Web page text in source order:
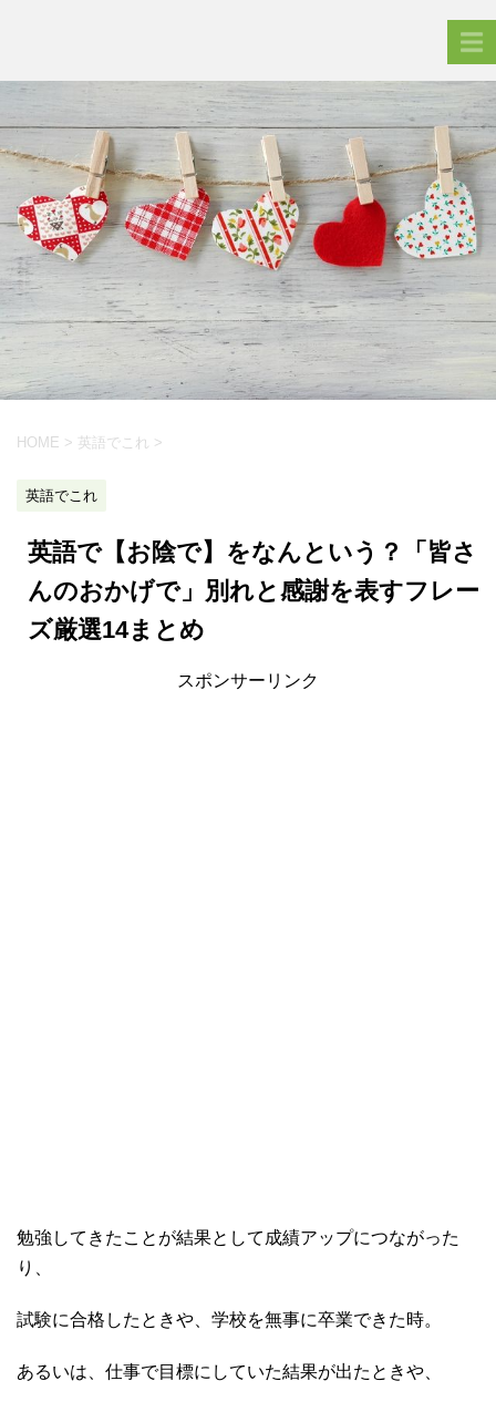
HOME > 英語でこれ >
英語でこれ
英語で【お陰で】をなんという？「皆さ
んのおかげで」別れと感謝を表すフレー
ズ厳選14まとめ
スポンサーリンク
勉強してきたことが結果として成績アップにつながった
り、
試験に合格したときや、学校を無事に卒業できた時。
あるいは、仕事で目標にしていた結果が出たときや、